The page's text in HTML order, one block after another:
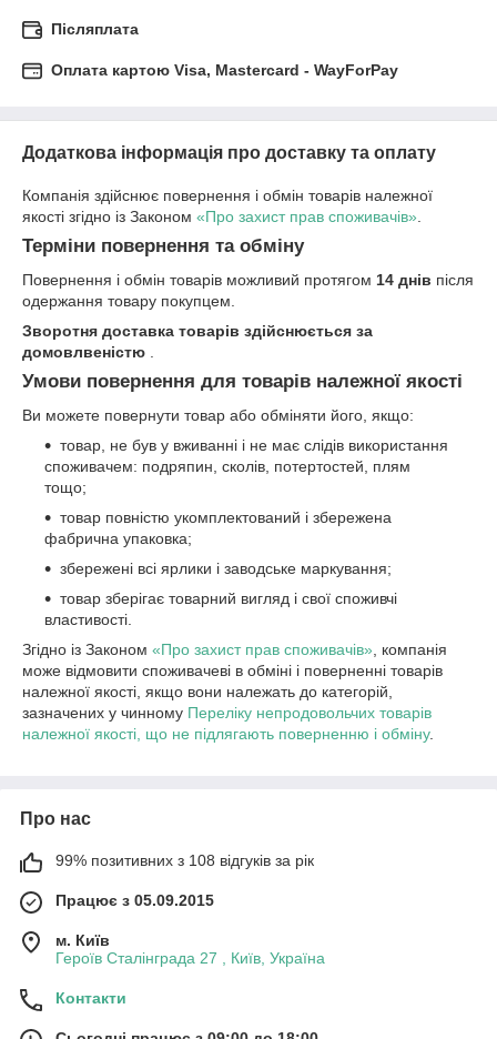
Післяплата
Оплата картою Visa, Mastercard - WayForPay
Додаткова інформація про доставку та оплату
Компанія здійснює повернення і обмін товарів належної
якості згідно із Законом «Про захист прав споживачів»
Терміни повернення та обміну
Повернення і обмін товарів можливий протягом 14 днів після
одержання товару покупцем.
Зворотня доставка товарів здійснюється за
домовлвеністю
Умови повернення для товарів належної якості
Ви можете повернути товар або обміняти його, якщо:
товар, не був у вживанні і не має слідів використання
споживачем: подряпин, сколів, потертостей, плям
тощо;
товар повністю укомплектований і збережена
фабрична упаковка;
збережені всі ярлики і заводське маркування;
товар зберігає товарний вигляд і свої споживчі
властивості.
Згідно із Законом «Про захист прав споживачів» , компанія
може відмовити споживачеві в обміні і поверненні товарів
належної якості, якщо вони належать до категорій,
зазначених у чинному Переліку непродовольчих товарів
належної якості, що не підлягають поверненню і обміну.
Про нас
99% позитивних з 108 відгуків за рік
Працює з 05.09.2015
м. Київ
Героїв Сталінграда 27 , Київ, Україна
Контакти